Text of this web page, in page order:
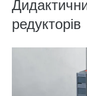
редукторів